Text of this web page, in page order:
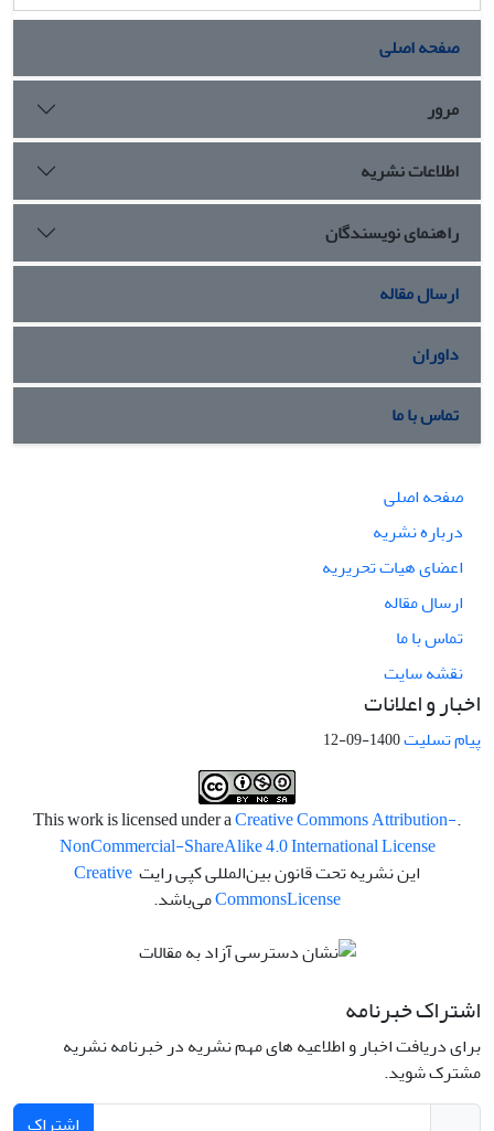
صفحه اصلی
مرور
اطلاعات نشریه
راهنمای نویسندگان
ارسال مقاله
داوران
تماس با ما
صفحه اصلی
درباره نشریه
اعضای هیات تحریریه
ارسال مقاله
تماس با ما
نقشه سایت
اخبار و اعلانات
پیام تسلیت1400-09-12
.This work is licensed under a
Creative Commons Attribution-
NonCommercial-ShareAlike 4.0 International License
این نشریه تحت قانون بین‌المللی کپی رایت Creative
CommonsLicense می‌باشد.
اشتراک خبرنامه
برای دریافت اخبار و اطلاعیه های مهم نشریه در خبرنامه نشریه
مشترک شوید.